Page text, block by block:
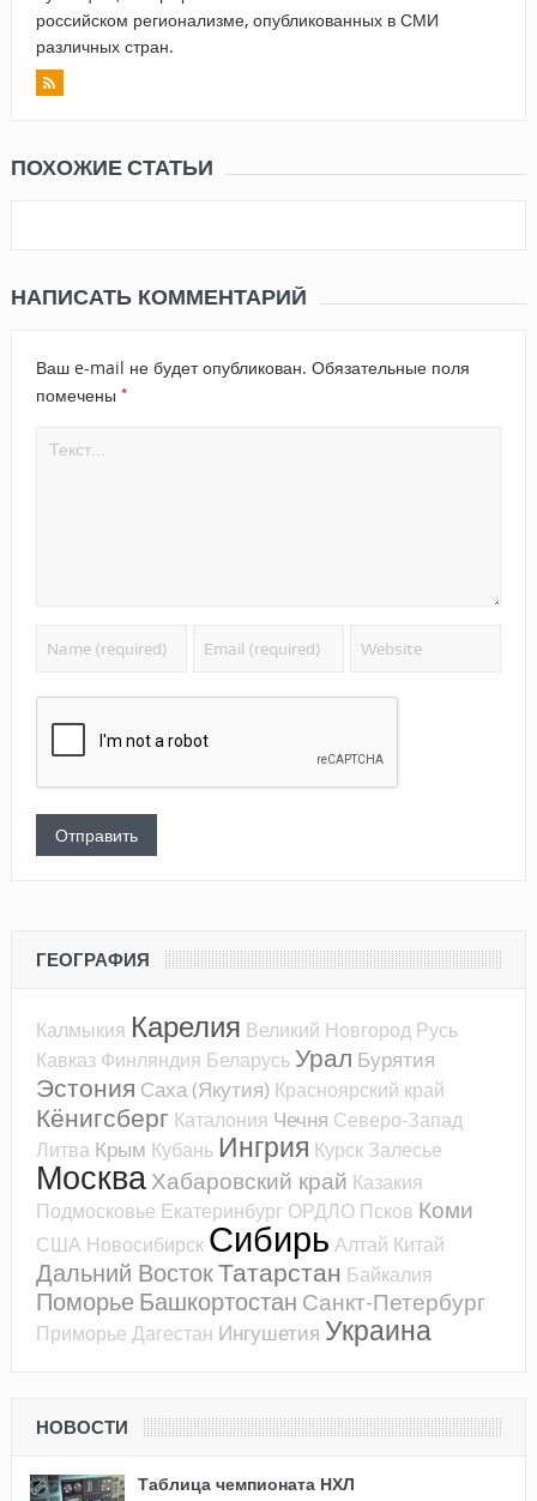
российском регионализме, опубликованных в СМИ
различных стран.
ПОХОЖИЕ СТАТЬИ
НАПИСАТЬ КОММЕНТАРИЙ
Ваш e-mail не будет опубликован. Обязательные поля
помечены *
ГЕОГРАФИЯ
Калмыкия Карелия Великий Новгород Русь
Кавказ Финляндия Беларусь Урал Бурятия
Эстония Саха (Якутия) Красноярский край
Кёнигсберг Каталония Чечня Северо-Запад
Литва Крым Кубань Ингрия Курск Залесье
Москва Хабаровский край Казакия
Подмосковье Екатеринбург ОРДЛО Псков Коми
США Новосибирск Сибирь Алтай Китай
Дальний ВостокТатарстан Байкалия
ПоморьеБашкортостан Санкт-Петербург
Приморье Дагестан Ингушетия Украина
НОВОСТИ
Таблица чемпионата НХЛ